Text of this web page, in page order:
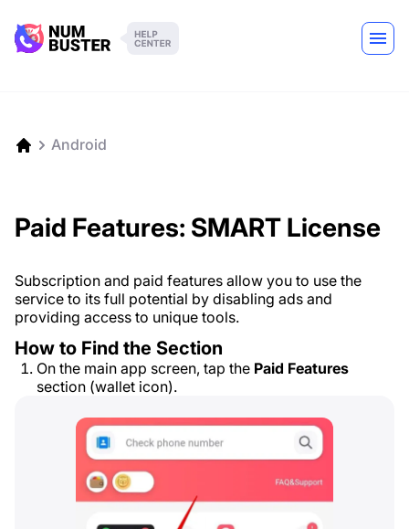
Android
Paid Features: SMART License
Subscription and paid features allow you to use the
service to its full potential by disabling ads and
providing access to unique tools.
How to Find the Section
On the main app screen, tap the Paid Features
section (wallet icon).